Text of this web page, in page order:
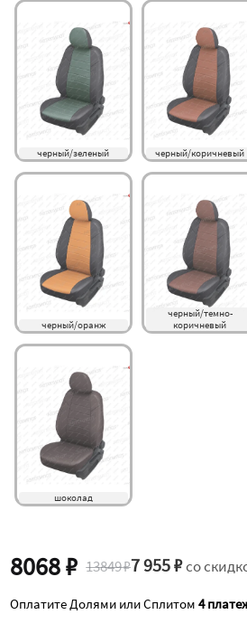
черный/зеленый черный/коричневый
черный/оранж
черный/темно-
коричневый
шоколад
8068 ₽ 13849 ₽7 955 ₽со
Оплатите Долями или Сплитом4